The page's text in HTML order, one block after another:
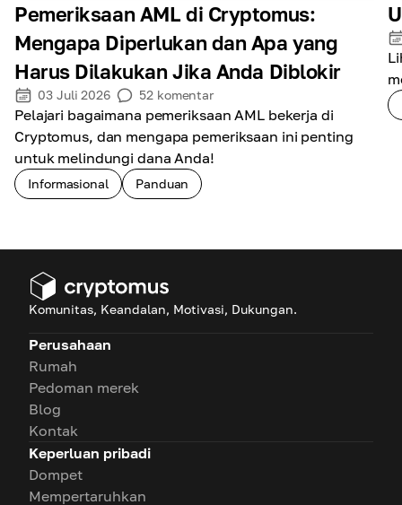
Biaya
Pemeriksaan AML di Cryptomus:
Mengapa Diperlukan dan Apa yang
Harus Dilakukan Jika Anda Diblokir
03 Juli 2026 52 komentar
Pelajari bagaimana pemeriksaan AML bekerja di
Cryptomus, dan mengapa pemeriksaan ini penting
untuk melindungi dana Anda!
Informasional Panduan
Komunitas, Keandalan, Motivasi, Dukungan.
Perusahaan
Rumah
Pedoman merek
Blog
Kontak
Keperluan pribadi
Dompet
Mempertaruhkan